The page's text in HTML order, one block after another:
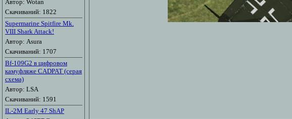
Автор: Wotan
Скачиваний: 1822
Supermarine Spitfire Mk.
VIII Shark Attack!
Автор: Asura
Скачиваний: 1707
Bf-109G2 в цифровом
камуфляже CADPAT (серая
схема)
Автор: LSA
Скачиваний: 1591
IL-2M Early 47 ShAP